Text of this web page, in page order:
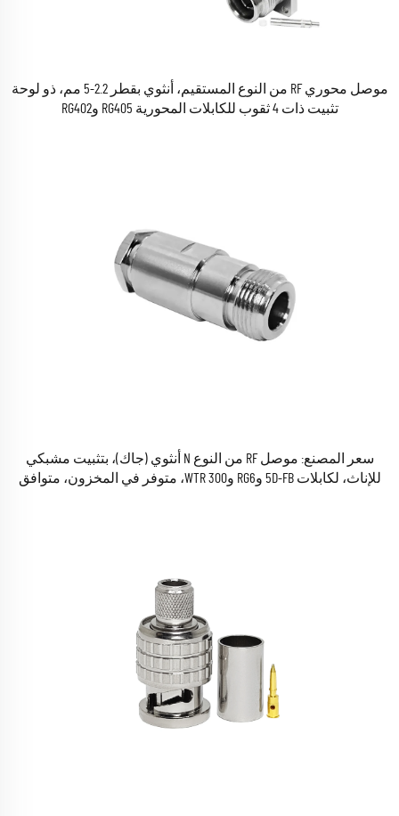
موصل محوري RF من النوع المستقيم، أنثوي بقطر 2.2-5 مم، ذو لوحة
تثبيت ذات 4 ثقوب للكابلات المحورية RG405 وRG402
سعر المصنع: موصل RF من النوع N أنثوي (جاك)، بتثبيت مشبكي
للإناث، لكابلات 5D-FB وRG6 وWTR 300، متوفر في المخزون، متوافق